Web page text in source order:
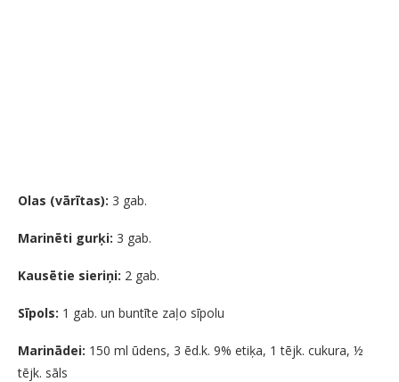
Olas (vārītas): 3 gab.
Marinēti gurķi: 3 gab.
Kausētie sieriņi: 2 gab.
Sīpols: 1 gab. un buntīte zaļo sīpolu
Marinādei: 150 ml ūdens, 3 ēd.k. 9% etiķa, 1 tējk. cukura, ½
tējk. sāls